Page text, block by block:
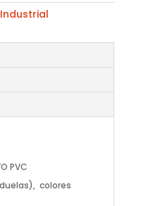
PVC
colores